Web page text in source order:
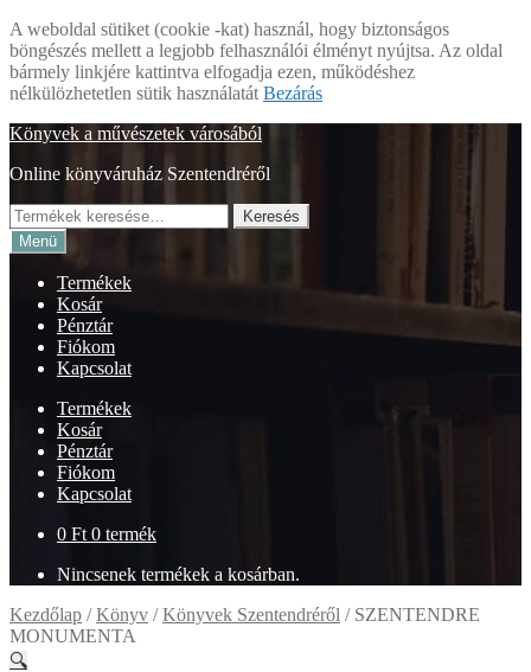
A weboldal sütiket (cookie -kat) használ, hogy biztonságos
böngészés mellett a legjobb felhasználói élményt nyújtsa. Az oldal
bármely linkjére kattintva elfogadja ezen, működéshez
nélkülözhetetlen sütik használatát Bezárás
Ugrás
navigációhoz
Kilépés
tartalomba
Könyvek a művészetek városából
Online könyváruház Szentendréről
Keresés
a
következőre:
Keresés
Menü
Termékek
Kosár
Pénztár
Fiókom
Kapcsolat
Termékek
Kosár
Pénztár
Fiókom
Kapcsolat
0 Ft 0 termék
Nincsenek termékek a kosárban.
Kezdőlap /Könyv /Könyvek Szentendréről / SZENTENDRE
MONUMENTA
🔍